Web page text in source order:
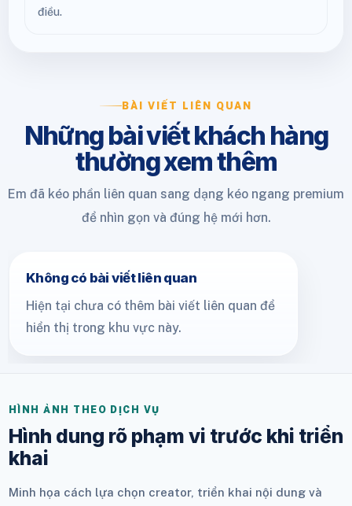
điều.
BÀI VIẾT LIÊN QUAN
Những bài viết khách hàng
thường xem thêm
Em đã kéo phần liên quan sang dạng kéo ngang premium
để nhìn gọn và đúng hệ mới hơn.
Không có bài viết liên quan
Hiện tại chưa có thêm bài viết liên quan để
hiển thị trong khu vực này.
HÌNH ẢNH THEO DỊCH VỤ
Hình dung rõ phạm vi trước khi triển
khai
Minh họa cách lựa chọn creator, triển khai nội dung và